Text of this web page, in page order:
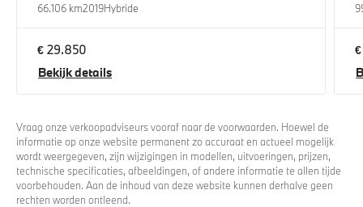
66.106 km2019Hybride
€ 29.850
Bekijk details
Vraag onze verkoopadviseurs vooraf naar de voorwaarden. Hoewel de
informatie op onze website permanent zo accuraat en actueel mogelijk
wordt weergegeven, zijn wijzigingen in modellen, uitvoeringen, prijzen,
technische specificaties, afbeeldingen, of andere informatie te allen tijde
voorbehouden. Aan de inhoud van deze website kunnen derhalve geen
rechten worden ontleend.